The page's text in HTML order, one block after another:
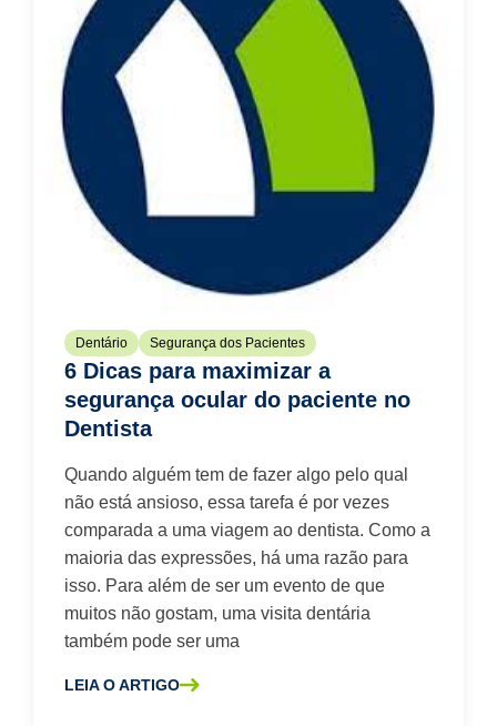
Dentário Segurança dos Pacientes
6 Dicas para maximizar a
segurança ocular do paciente no
Dentista
Quando alguém tem de fazer algo pelo qual
não está ansioso, essa tarefa é por vezes
comparada a uma viagem ao dentista. Como a
maioria das expressões, há uma razão para
isso. Para além de ser um evento de que
muitos não gostam, uma visita dentária
também pode ser uma
LEIA O ARTIGO
SOBRE A 6 DICAS PARA MAXIMIZAR A SEGURANÇA